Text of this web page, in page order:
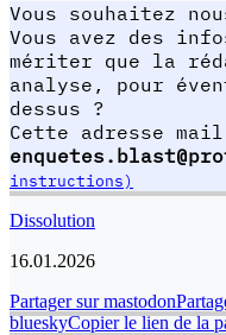
Vous souhaitez
Vous avez des
mériter que la
analyse, pour
dessus ?
Cette adresse
instructions)
Dissolution
16.01.2026
Partager sur mastodon
blueskyCopier le lien de la